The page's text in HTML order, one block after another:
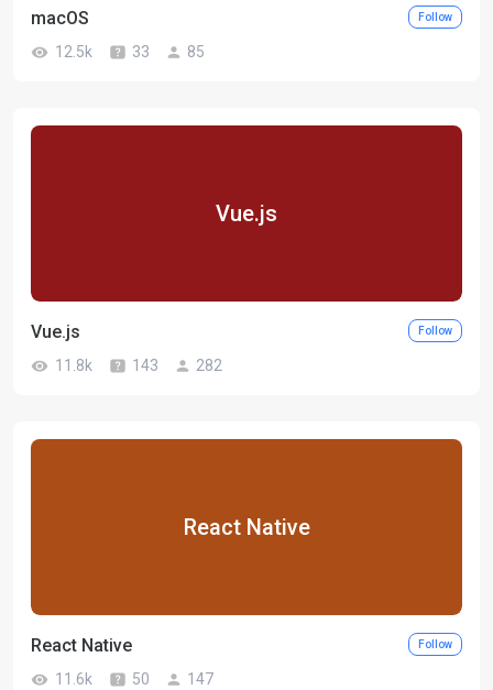
macOS Follow
12.5k 33 85
Vue.js
Vue.js Follow
11.8k 143 282
React Native
React Native Follow
11.6k 50 147